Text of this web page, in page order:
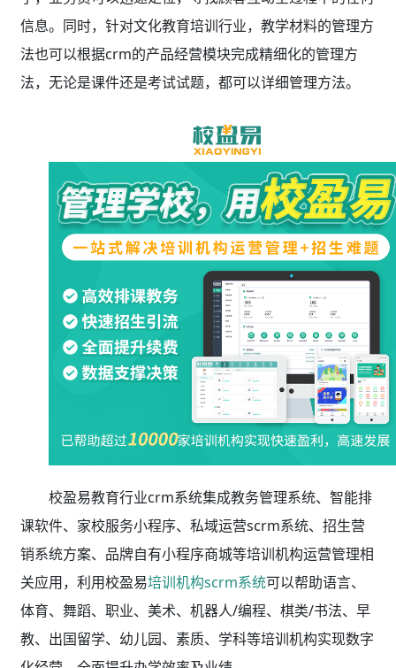
信息。同时，针对文化教育培训行业，教学材料的管理方
法也可以根据crm的产品经营模块完成精细化的管理方
法，无论是课件还是考试试题，都可以详细管理方法。
校盈易教育行业crm系统集成教务管理系统、智能排
课软件、家校服务小程序、私域运营scrm系统、招生营
销系统方案、品牌自有小程序商城等培训机构运营管理相
关应用，利用校盈易培训机构scrm系统可以帮助语言、
体育、舞蹈、职业、美术、机器人/编程、棋类/书法、早
教、出国留学、幼儿园、素质、学科等培训机构实现数字